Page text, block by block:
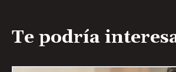
Te podría